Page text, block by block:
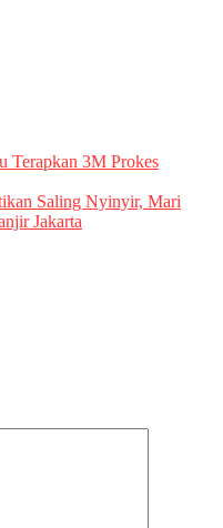
Terapkan 3M Prokes
Saling Nyinyir, Mari
Jakarta